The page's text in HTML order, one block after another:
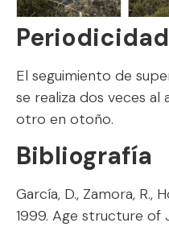
Periodicidad
El seguimiento de
se realiza dos veces al
otro en otoño.
Bibliografía
García, D., Zamora, R.,
1999. Age structure of